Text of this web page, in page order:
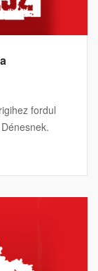
fordul